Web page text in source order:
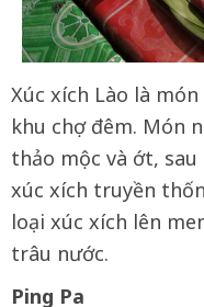
Xúc xích Lào là
khu chợ đêm. Món
thảo mộc và ớt,
xúc xích truyền
loại xúc xích lên
trâu nước.
Ping Pa